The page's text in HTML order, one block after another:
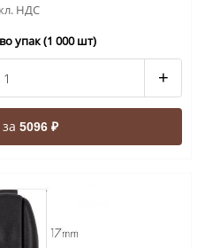
НДС
упак (1 000 шт)
+
5096 ₽